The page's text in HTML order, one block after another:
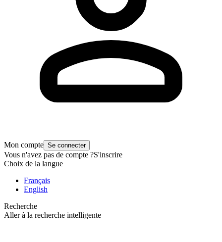
Mon compte Se connecter
Vous n'avez pas de compte ?S'inscrire
Choix de la langue
Français
English
Recherche
Aller à la recherche intelligente